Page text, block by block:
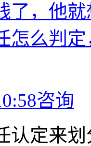
了，他
怎么判
咨询
认定来